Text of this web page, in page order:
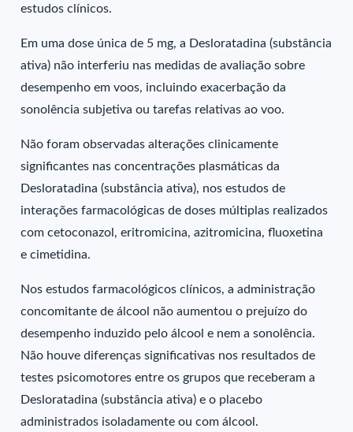
estudos clínicos.
Em uma dose única de 5 mg, a Desloratadina (substância
ativa) não interferiu nas medidas de avaliação sobre
desempenho em voos, incluindo exacerbação da
sonolência subjetiva ou tarefas relativas ao voo.
Não foram observadas alterações clinicamente
significantes nas concentrações plasmáticas da
Desloratadina (substância ativa), nos estudos de
interações farmacológicas de doses múltiplas realizados
com cetoconazol, eritromicina, azitromicina, fluoxetina
e cimetidina.
Nos estudos farmacológicos clínicos, a administração
concomitante de álcool não aumentou o prejuízo do
desempenho induzido pelo álcool e nem a sonolência.
Não houve diferenças significativas nos resultados de
testes psicomotores entre os grupos que receberam a
Desloratadina (substância ativa) e o placebo
administrados isoladamente ou com álcool.